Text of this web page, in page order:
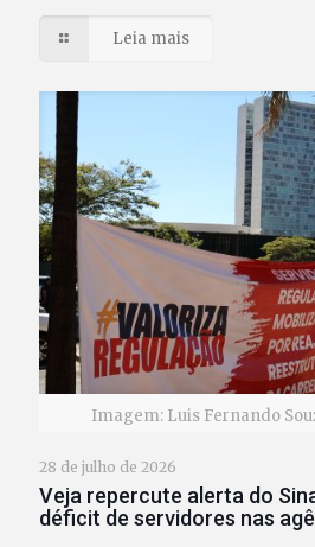
Leia mais
Imagem: Luis Fernando
28 de julho de 2026
Veja repercute alerta do
déficit de servidores nas